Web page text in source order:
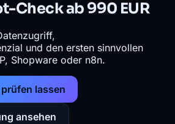
Check ab 990 EUR
und den ersten sinnvollen
Shopware oder n8n.
lassen
ansehen